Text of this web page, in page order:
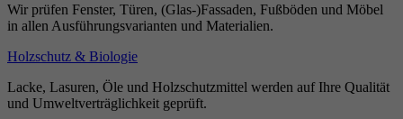
Wir prüfen Fenster, Türen, (Glas-)Fassaden, Fußböden und Möbel
in allen Ausführungsvarianten und Materialien.
Holzschutz & Biologie
Lacke, Lasuren, Öle und Holzschutzmittel werden auf Ihre Qualität
und Umweltverträglichkeit geprüft.